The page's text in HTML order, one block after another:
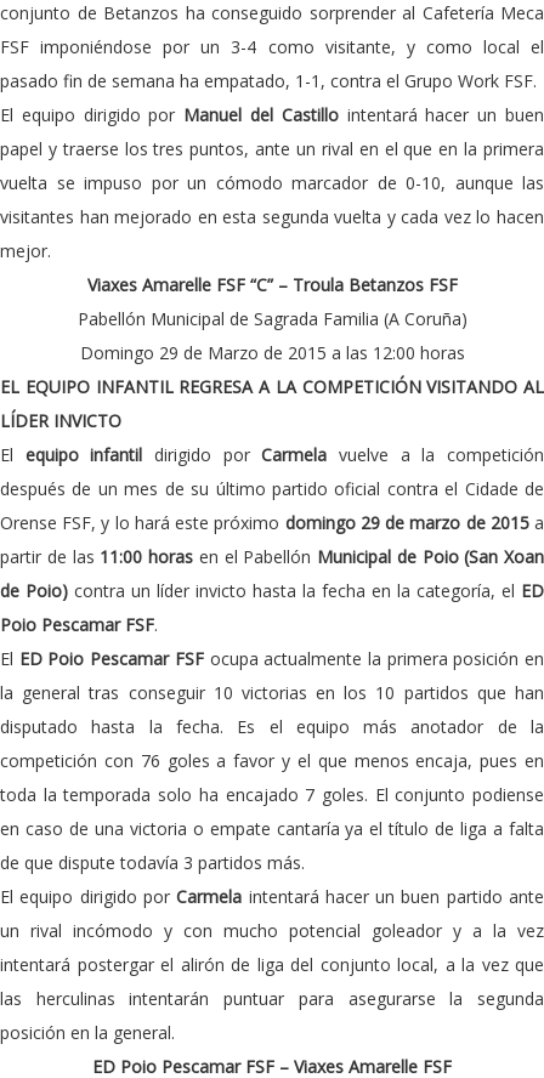
conjunto de Betanzos ha conseguido sorprender al Cafetería Meca
FSF imponiéndose por un 3-4 como visitante, y como local el
pasado fin de semana ha empatado, 1-1, contra el Grupo Work FSF.
El equipo dirigido por Manuel del Castillointentará hacer un buen
papel y traerse los tres puntos, ante un rival en el que en la primera
vuelta se impuso por un cómodo marcador de 0-10, aunque las
visitantes han mejorado en esta segunda vuelta y cada vez lo hacen
mejor.
Viaxes Amarelle FSF “C” – Troula Betanzos FSF
Pabellón Municipal de Sagrada Familia (A Coruña)
Domingo 29 de Marzo de 2015 a las 12:00 horas
EL EQUIPO INFANTIL REGRESA A LA COMPETICIÓN VISITANDO AL
LÍDER INVICTO
El equipo infantil dirigido porCarmela vuelve a la competición
después de un mes de su último partido oficial contra el Cidade de
Orense FSF, y lo hará este próximo domingo 29 de marzo de 2015a
partir de las 11:00 horas en el Pabellón Municipal de Poio (San Xoan
de Poio) contra un líder invicto hasta la fecha en la categoría, el ED
Poio Pescamar FSF.
El ED Poio Pescamar FSFocupa actualmente la primera posición en
la general tras conseguir 10 victorias en los 10 partidos que han
disputado hasta la fecha. Es el equipo más anotador de la
competición con 76 goles a favor y el que menos encaja, pues en
toda la temporada solo ha encajado 7 goles. El conjunto podiense
en caso de una victoria o empate cantaría ya el título de liga a falta
de que dispute todavía 3 partidos más.
El equipo dirigido porCarmela intentará hacer un buen partido ante
un rival incómodo y con mucho potencial goleador y a la vez
intentará postergar el alirón de liga del conjunto local, a la vez que
las herculinas intentarán puntuar para asegurarse la segunda
posición en la general.
ED Poio Pescamar FSF – Viaxes Amarelle FSF